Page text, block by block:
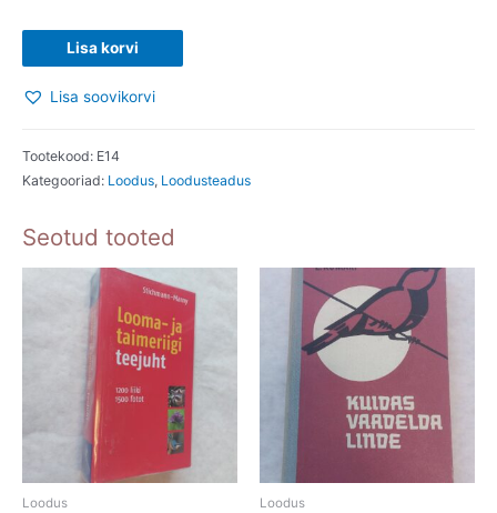
LOOMADEST
ARMASTUSEGA.
ALEKSEI
2012
kogus
Lisa korvi
Lisa soovikorvi
Tootekood: E14
Kategooriad: Loodus, Loodusteadus
Seotud tooted
Loodus Loodus